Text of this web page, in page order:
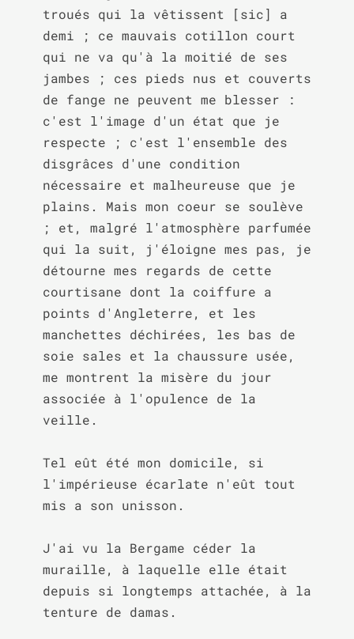
troués qui la vêtissent [sic] a
demi ; ce mauvais cotillon court
qui ne va qu'à la moitié de ses
jambes ; ces pieds nus et couverts
de fange ne peuvent me blesser :
c'est l'image d'un état que je
respecte ; c'est l'ensemble des
disgrâces d'une condition
nécessaire et malheureuse que je
plains. Mais mon coeur se soulève
; et, malgré l'atmosphère parfumée
qui la suit, j'éloigne mes pas, je
détourne mes regards de cette
courtisane dont la coiffure a
points d'Angleterre, et les
manchettes déchirées, les bas de
soie sales et la chaussure usée,
me montrent la misère du jour
associée à l'opulence de la
veille.
Tel eût été mon domicile, si
l'impérieuse écarlate n'eût tout
mis a son unisson.
J'ai vu la Bergame céder la
muraille, à laquelle elle était
depuis si longtemps attachée, à la
tenture de damas.